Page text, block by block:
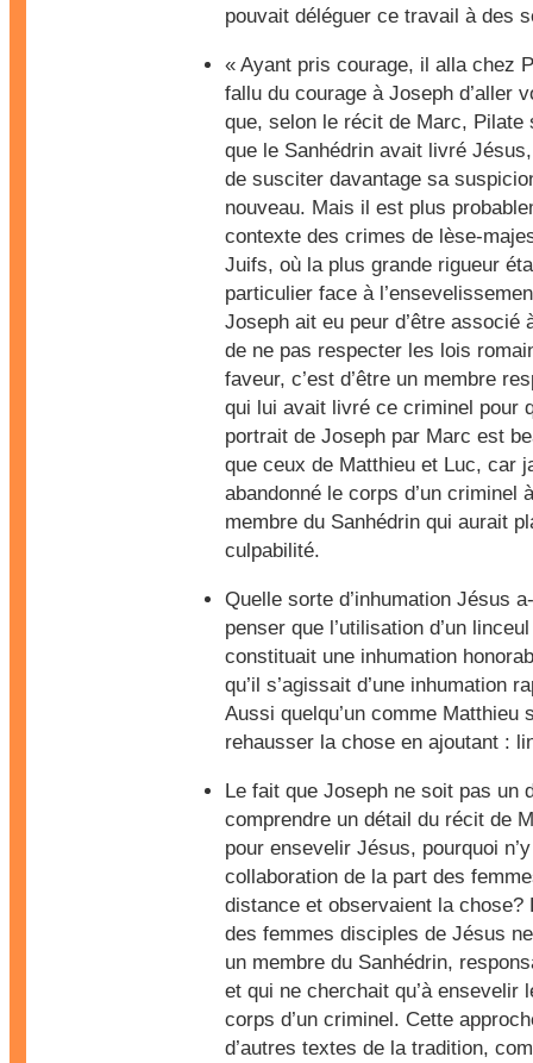
pouvait déléguer ce travail à des
« Ayant pris courage, il alla chez
fallu du courage à Joseph d’aller
que, selon le récit de Marc, Pilate
que le Sanhédrin avait livré
de susciter davantage sa
nouveau. Mais il est plus
contexte des crimes de lèse-
Juifs, où la plus grande rigueur
particulier face à
Joseph ait eu peur d’être associé
de ne pas respecter les lois
faveur, c’est d’être un membre
qui lui avait livré ce criminel pour
portrait de Joseph par Marc est
que ceux de Matthieu et Luc, car
abandonné le corps d’un criminel
membre du Sanhédrin qui aurait
culpabilité.
Quelle sorte d’inhumation Jésus
penser que l’utilisation d’un
constituait une inhumation
qu’il s’agissait d’une inhumation
Aussi quelqu’un comme Matthieu
rehausser la chose en ajoutant :
Le fait que Joseph ne soit pas un
comprendre un détail du récit de
pour ensevelir Jésus, pourquoi
collaboration de la part des
distance et observaient la chose?
des femmes disciples de Jésus
un membre du Sanhédrin,
et qui ne cherchait qu’à ensevelir
corps d’un criminel. Cette
d’autres textes de la tradition,